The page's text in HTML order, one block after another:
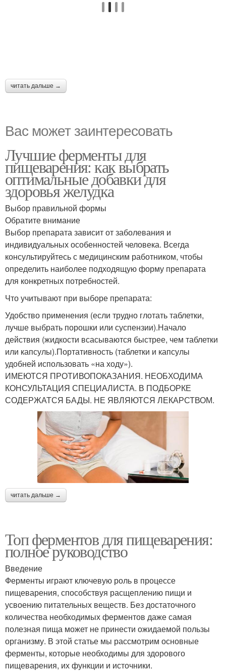
читать дальше →
Вас может заинтересовать
Лучшие ферменты для
пищеварения: как выбрать
оптимальные добавки для
здоровья желудка
Выбор правильной формы
Обратите внимание
Выбор препарата зависит от заболевания и
индивидуальных особенностей человека. Всегда
консультируйтесь с медицинским работником, чтобы
определить наиболее подходящую форму препарата
для конкретных потребностей.
Что учитывают при выборе препарата:
Удобство применения (если трудно глотать таблетки,
лучше выбрать порошки или суспензии).Начало
действия (жидкости всасываются быстрее, чем таблетки
или капсулы).Портативность (таблетки и капсулы
удобней использовать «на ходу»).
ИМЕЮТСЯ ПРОТИВОПОКАЗАНИЯ. НЕОБХОДИМА
КОНСУЛЬТАЦИЯ СПЕЦИАЛИСТА. В ПОДБОРКЕ
СОДЕРЖАТСЯ БАДЫ. НЕ ЯВЛЯЮТСЯ ЛЕКАРСТВОМ.
читать дальше →
Топ ферментов для пищеварения:
полное руководство
Введение
Ферменты играют ключевую роль в процессе
пищеварения, способствуя расщеплению пищи и
усвоению питательных веществ. Без достаточного
количества необходимых ферментов даже самая
полезная пища может не принести ожидаемой пользы
организму. В этой статье мы рассмотрим основные
ферменты, которые необходимы для здорового
пищеварения, их функции и источники.